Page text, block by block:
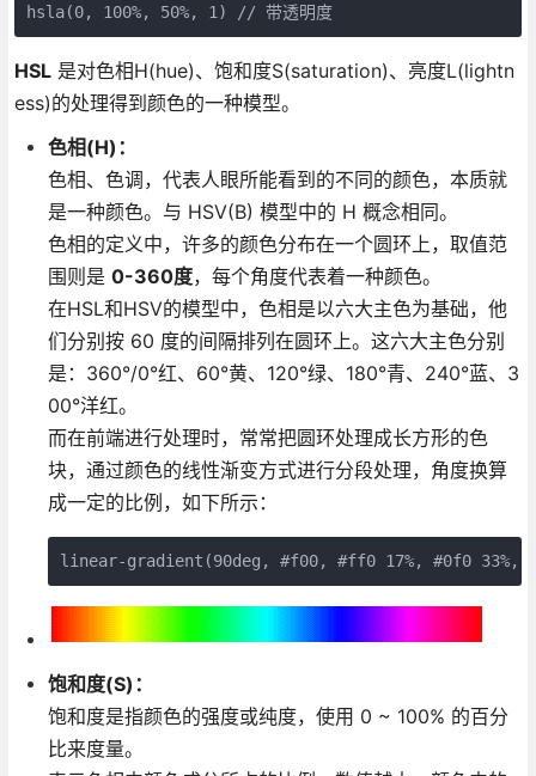
hsla(0, 100%, 50%, 1) // 带透明度
HSL是对色相H(hue)、饱和度S(saturation)、亮度L(lightn
ess)的处理得到颜色的一种模型。
色相(H)：
色相、色调，代表人眼所能看到的不同的颜色，本质就
是一种颜色。与 HSV(B) 模型中的 H 概念相同。
色相的定义中，许多的颜色分布在一个圆环上，取值范
围则是 0-360度，每个角度代表着一种颜色。
在HSL和HSV的模型中，色相是以六大主色为基础，他
们分别按 60 度的间隔排列在圆环上。这六大主色分别
是：360°/0°红、60°黄、120°绿、180°青、240°蓝、3
00°洋红。
而在前端进行处理时，常常把圆环处理成长方形的色
块，通过颜色的线性渐变方式进行分段处理，角度换算
成一定的比例，如下所示：
饱和度(S)：
饱和度是指颜色的强度或纯度，使用 0 ~ 100% 的百分
比来度量。